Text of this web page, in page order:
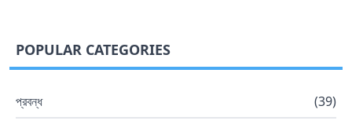
POPULAR CATEGORIES
প্রবন্ধ (39)